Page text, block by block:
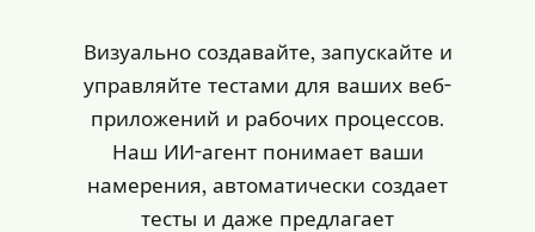
Визуально создавайте, запускайте и
управляйте тестами для ваших веб-
приложений и рабочих процессов.
Наш ИИ-агент понимает ваши
намерения, автоматически создает
тесты и даже предлагает